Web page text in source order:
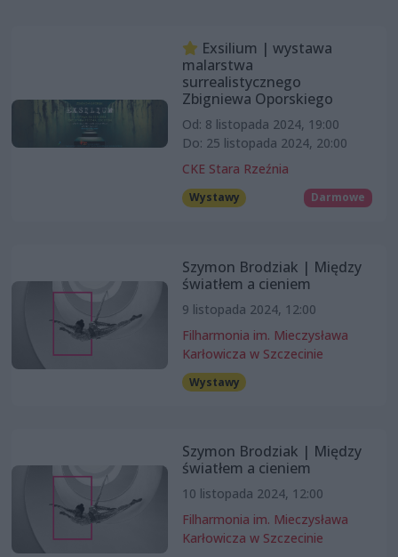
Exsilium | wystawa
malarstwa
surrealistycznego
Zbigniewa Oporskiego
Od: 8 listopada 2024, 19:00
Do: 25 listopada 2024, 20:00
CKE Stara Rzeźnia
Wystawy Darmowe
Szymon Brodziak | Między
światłem a cieniem
9 listopada 2024, 12:00
Filharmonia im. Mieczysława
Karłowicza w Szczecinie
Wystawy
Szymon Brodziak | Między
światłem a cieniem
10 listopada 2024, 12:00
Filharmonia im. Mieczysława
Karłowicza w Szczecinie